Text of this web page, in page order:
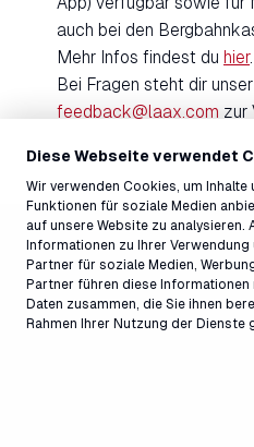
Diese Webseite verwendet
Wir verwenden Cookies, um
Funktionen für soziale Medien
auf unsere Website zu analysieren.
Informationen zu Ihrer
Partner für soziale Medien,
Partner führen diese
Daten zusammen, die Sie ihnen
Rahmen Ihrer Nutzung der Dienste
auch bei den
Mehr Infos findest du hier.
Bei Fragen steht dir
feedback@laax.com zur